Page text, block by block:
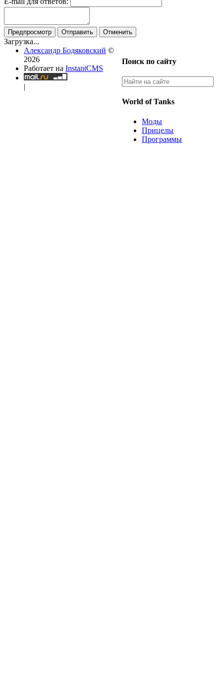
Предпросмотр Отправить Отменить
Загрузка...
Поиск по сайту
World of Tanks
Моды
Прицелы
Программы
Александр Бодяковский ©
2026
Работает на InstantCMS
|